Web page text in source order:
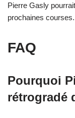
Pierre Gasly
prochaines courses.
FAQ
Pourquoi
rétrogradé